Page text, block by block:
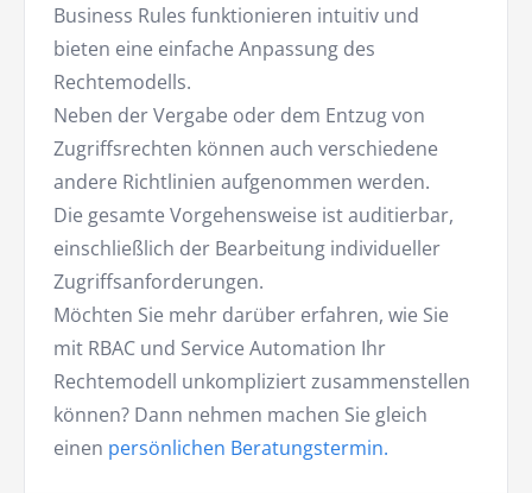
Business Rules funktionieren intuitiv und
bieten eine einfache Anpassung des
Rechtemodells.
Neben der Vergabe oder dem Entzug von
Zugriffsrechten können auch verschiedene
andere Richtlinien aufgenommen werden.
Die gesamte Vorgehensweise ist auditierbar,
einschließlich der Bearbeitung individueller
Zugriffsanforderungen.
Möchten Sie mehr darüber erfahren, wie Sie
mit RBAC und Service Automation Ihr
Rechtemodell unkompliziert zusammenstellen
können? Dann nehmen machen Sie gleich
einen persönlichen Beratungstermin.